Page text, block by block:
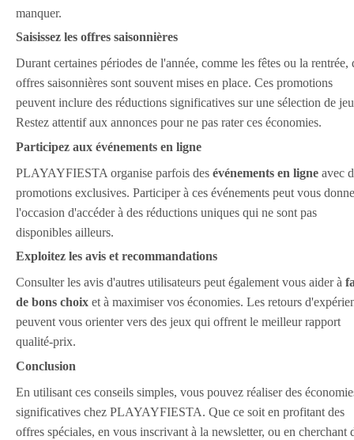
manquer.
Saisissez les offres saisonnières
Durant certaines périodes de l'année, comme les fêtes ou la rentrée,
offres saisonnières sont souvent mises en place. Ces promotions
peuvent inclure des réductions significatives sur une sélection de
Restez attentif aux annonces pour ne pas rater ces économies.
Participez aux événements en ligne
PLAYAYFIESTA organise parfois des événements en ligne avec
promotions exclusives. Participer à ces événements peut vous
l'occasion d'accéder à des réductions uniques qui ne sont pas
disponibles ailleurs.
Exploitez les avis et recommandations
Consulter les avis d'autres utilisateurs peut également vous aider à
de bons choix et à maximiser vos économies. Les retours
peuvent vous orienter vers des jeux qui offrent le meilleur rapport
qualité-prix.
Conclusion
En utilisant ces conseils simples, vous pouvez réaliser des
significatives chez PLAYAYFIESTA. Que ce soit en profitant des
offres spéciales, en vous inscrivant à la newsletter, ou en cherchant